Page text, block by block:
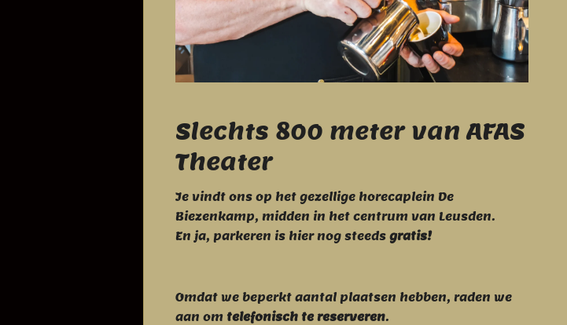
Slechts 800 meter van AFAS
Theater
Je vindt ons op het gezellige horecaplein De
Biezenkamp, midden in het centrum van Leusden.
En ja, parkeren is hier nog steeds gratis!
Omdat we beperkt aantal plaatsen hebben, raden we
aan om telefonisch te reserveren.